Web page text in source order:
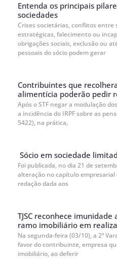
Entenda os principais
sociedades
Crises societárias, conflitos entre
estratégicas, falecimento ou
obrigações sociais, exclusão ou
pessoais do sócio podem gerar
Contribuintes que
alimentícia poderão pedir
Após o STF negar a modulação
a incidência do IRPF sobre as
5422), na prática,
Sócio em sociedade
Foi publicada, no dia 21 de
alteração no capítulo empresarial
redação dada aos
TJSC reconhece
ramo imobiliário em
Na segunda-feira (03/10), a 2ª
favor do contribuinte, empresa
imobiliário, ao deferir